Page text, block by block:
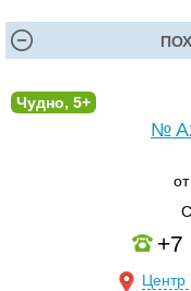
Чудно, 5+
№
от
+7
Центр